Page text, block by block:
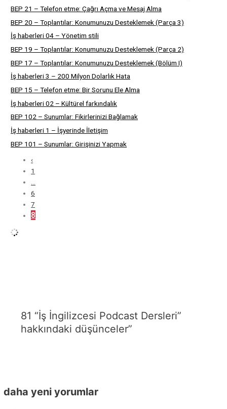
BEP 21 – Telefon etme: Çağrı Açma ve Mesaj Alma
BEP 20 – Toplantılar: Konumunuzu Desteklemek (Parça 3)
İş haberleri 04 – Yönetim stili
BEP 19 – Toplantılar: Konumunuzu Desteklemek (Parça 2)
BEP 17 – Toplantılar: Konumunuzu Desteklemek (Bölüm I)
İş haberleri 3 – 200 Milyon Dolarlık Hata
BEP 15 – Telefon etme: Bir Sorunu Ele Alma
İş haberleri 02 – Kültürel farkındalık
BEP 102 – Sunumlar: Fikirlerinizi Bağlamak
İş haberleri 1 – İşyerinde İletişim
BEP 101 – Sunumlar: Girişinizi Yapmak
‹
1
…
6
7
8
81 “İş İngilizcesi Podcast Dersleri”
hakkındaki düşünceler”
daha yeni yorumlar